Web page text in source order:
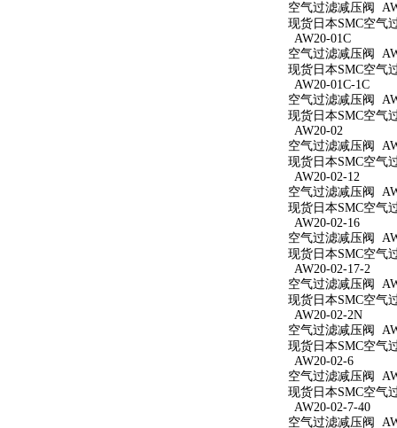
空气过滤减压阀
现货日本SMC空气
AW20-01C
空气过滤减压阀
现货日本SMC空气
AW20-01C-1C
空气过滤减压阀
现货日本SMC空气
AW20-02
空气过滤减压阀
现货日本SMC空气
AW20-02-12
空气过滤减压阀
现货日本SMC空气
AW20-02-16
空气过滤减压阀
现货日本SMC空气
AW20-02-17-2
空气过滤减压阀
现货日本SMC空气
AW20-02-2N
空气过滤减压阀
现货日本SMC空气
AW20-02-6
空气过滤减压阀
现货日本SMC空气
AW20-02-7-40
空气过滤减压阀